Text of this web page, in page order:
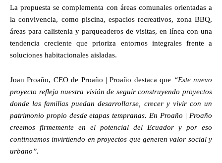
La propuesta se complementa con áreas comunales orientadas a
la convivencia, como piscina, espacios recreativos, zona BBQ,
áreas para calistenia y parqueaderos de visitas, en línea con una
tendencia creciente que prioriza entornos integrales frente a
soluciones habitacionales aisladas.
Joan Proaño, CEO de Proaño | Proaño destaca que “Este nuevo
proyecto refleja nuestra visión de seguir construyendo proyectos
donde las familias puedan desarrollarse, crecer y vivir con un
patrimonio propio desde etapas tempranas. En Proaño | Proaño
creemos firmemente en el potencial del Ecuador y por eso
continuamos invirtiendo en proyectos que generen valor social y
urbano”.